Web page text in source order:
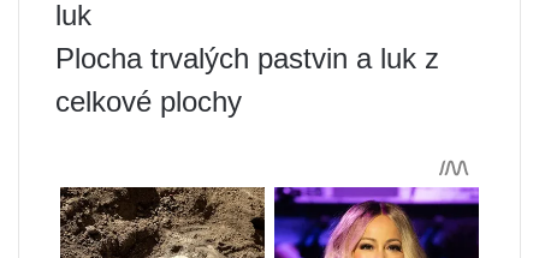
luk
Plocha trvalých pastvin a luk z
celkové plochy